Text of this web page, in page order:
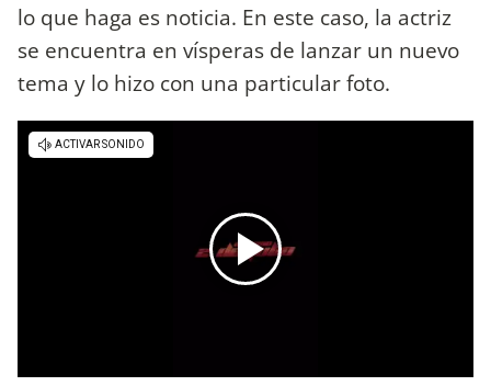
lo que haga es noticia. En este caso, la actriz
se encuentra en vísperas de lanzar un nuevo
tema y lo hizo con una particular foto.